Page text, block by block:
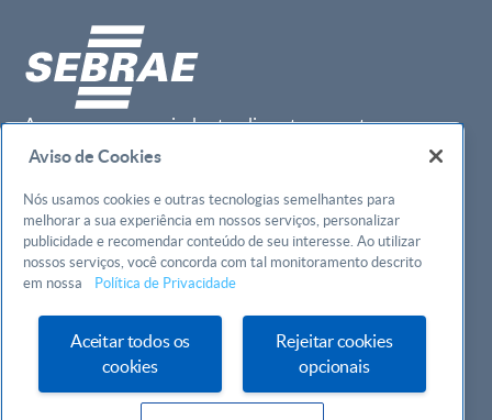
Acesse nossos canais de atendimento, encontre o
endereço do Sebrae mais próximo ou consulte a agenda do
Vitrine Sebrae
Conteúdos
Ferramentas
Faculdade Sebrae
Perfis
Temas
Atendimento
Central de Ajuda
Redes sociais
©2024 Todos os direitos reservados
Aviso de Cookies
Nós usamos cookies e outras tecnologias semelhantes para
melhorar a sua experiência em nossos serviços, personalizar
publicidade e recomendar conteúdo de seu interesse. Ao utilizar
nossos serviços, você concorda com tal monitoramento descrito
em nossa
Política de Privacidade
Aceitar todos os
cookies
Rejeitar cookies
opcionais